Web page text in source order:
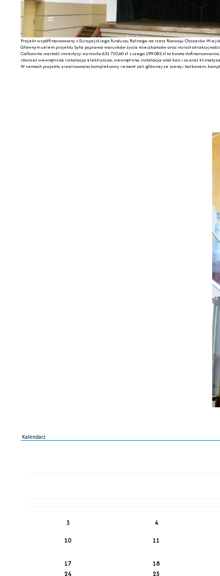
Projekt współfinansowany z Europejskiego Funduszu Rolnego na rzecz Rozwoju Obszarów
Głównym celem projektu była poprawa warunków życia mieszkańców oraz wzrost
Całkowita wartość inwestycji wyniosła 631 710,60 zł z czego 199 082 zł to kwota
również wewnętrzna instalacja elektryczna, wewnętrzna instalacja wod-kan i co oraz
W ramach projektu zrealizowano kompleksowy remont sali głównej ze sceną i balkonem,
Kalendarz
3
4
10
11
17 18
24
25